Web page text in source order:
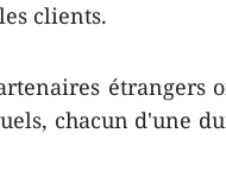
clients.
étrangers
chacun d'une